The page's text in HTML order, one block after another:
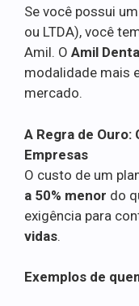
Se você possui um
ou LTDA), você
Amil. O Amil
modalidade mais
mercado.
A Regra de
Empresas
O custo de um
a 50% menor do
exigência para
vidas.
Exemplos de